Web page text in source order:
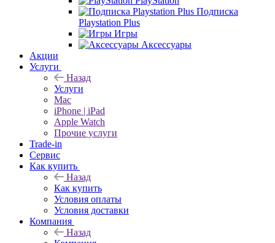
Подписка
Playstation Plus
Игры
Аксессуары
Акции
Услуги
Назад
Услуги
Mac
iPhone | iPad
Apple Watch
Прочие услуги
Trade-in
Сервис
Как купить
Назад
Как купить
Условия оплаты
Условия доставки
Компания
Назад